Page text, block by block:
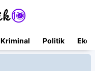
Kriminal Politik